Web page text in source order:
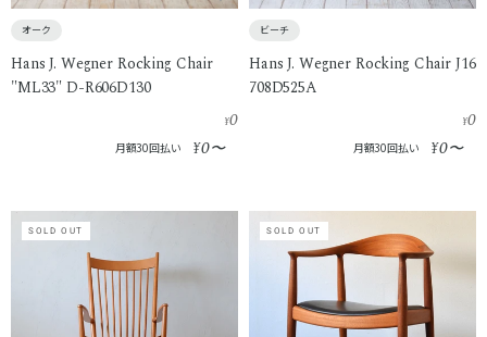
オーク
Hans J. Wegner Rocking Chair
"ML33" D-R606D130
¥0
月額30回払い ¥0〜
ビーチ
Hans J. Wegner Rocking Chair J16
708D525A
¥0
月額30回払い ¥0〜
SOLD OUT SOLD OUT